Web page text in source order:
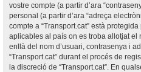
vostre compte (a partir d’ara
personal (a partir d’ara “adreça
compte a “Transport.cat” està
aplicables al país on es troba allotjat el
enllà del nom d’usuari, contrasenya i
“Transport.cat” durant el procés de
la discreció de “Transport.cat”. En